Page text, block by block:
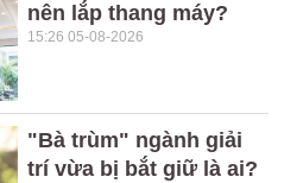
nên lắp thang máy?
15:26 05-08-2026
"Bà trùm" ngành giải
trí vừa bị bắt giữ là ai?